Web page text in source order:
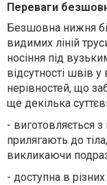
Переваги
Безшовна нижня
видимих ​​ліній
носіння під
відсутності швів у
нерівностей, що
ще декілька
- виготовляється з
прилягають до
викликаючи
- доступна в